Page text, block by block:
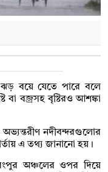
বয়ে যেতে পারে বলে
বা বজ্রসহ বৃষ্টিরও আশঙ্কা
অভ্যন্তরীণ নদীবন্দরগুলোর
এ তথ্য জানানো হয়।
অঞ্চলের ওপর দিয়ে